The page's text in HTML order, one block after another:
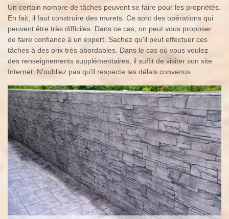
Un certain nombre de tâches peuvent se faire pour les propriétés.
En fait, il faut construire des murets. Ce sont des opérations qui
peuvent être très difficiles. Dans ce cas, on peut vous proposer
de faire confiance à un expert. Sachez qu'il peut effectuer ces
tâches à des prix très abordables. Dans le cas où vous voulez
des renseignements supplémentaires, il suffit de visiter son site
Internet. N'oubliez pas qu'il respecte les délais convenus.